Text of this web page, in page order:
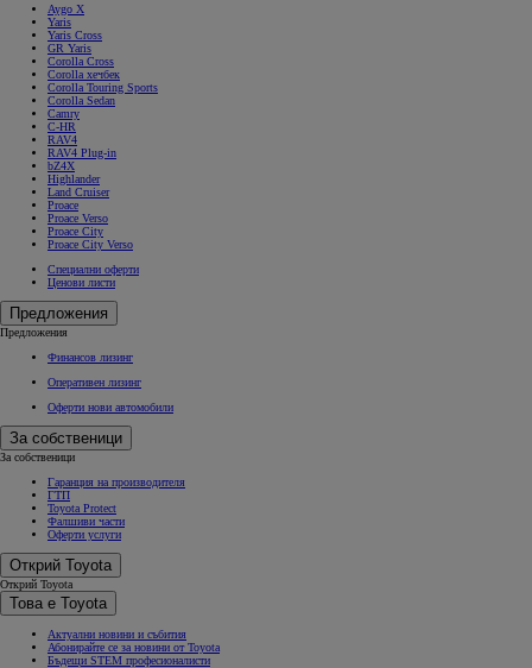
Aygo X
Yaris
Yaris Cross
GR Yaris
Corolla Cross
Corolla хечбек
Corolla Touring Sports
Corolla Sedan
Camry
C-HR
RAV4
RAV4 Plug-in
bZ4X
Highlander
Land Cruiser
Proace
Proace Verso
Proace City
Proace City Verso
Специални оферти
Ценови листи
Предложения
Предложения
Финансов лизинг
Оперативен лизинг
Оферти нови автомобили
За собственици
За собственици
Гаранция на производителя
ГТП
Toyota Protect
Фалшиви части
Оферти услуги
Открий Toyota
Открий Toyota
Това е Toyota
Актуални новини и събития
Абонирайте се за новини от Toyota
Бъдещи STEM професионалисти